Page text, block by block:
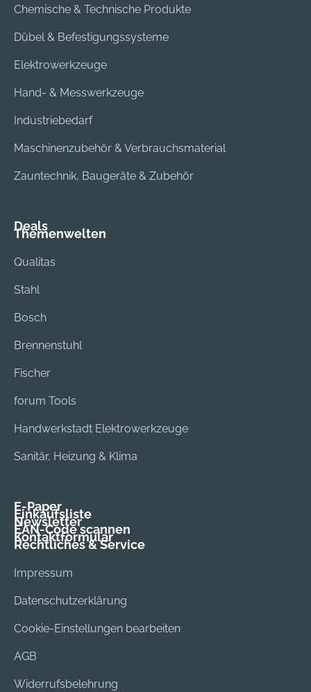
Chemische & Technische Produkte
Dübel & Befestigungssysteme
Elektrowerkzeuge
Hand- & Messwerkzeuge
Industriebedarf
Maschinenzubehör & Verbrauchsmaterial
Zauntechnik, Baugeräte & Zubehör
Deals
Themenwelten
Qualitas
Stahl
Bosch
Brennenstuhl
Fischer
forum Tools
Handwerkstadt Elektrowerkzeuge
Sanitär, Heizung & Klima
E-Paper
Einkaufsliste
Newsletter
EAN-Code scannen
Kontaktformular
Rechtliches & Service
Impressum
Datenschutzerklärung
Cookie-Einstellungen bearbeiten
AGB
Widerrufsbelehrung